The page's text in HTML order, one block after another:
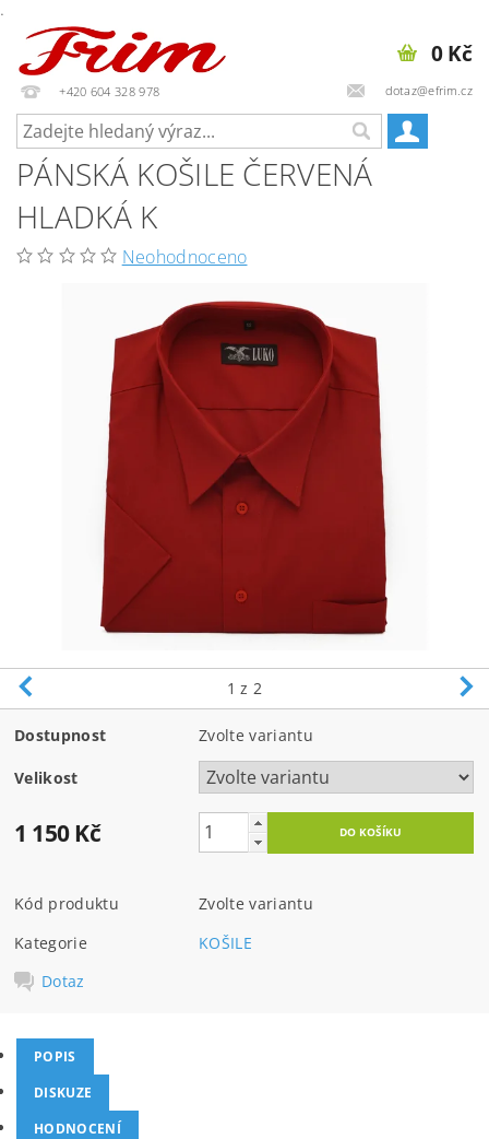
.
+420 604 328 978 dotaz@efrim.cz
0 Kč
PÁNSKÁ KOŠILE ČERVENÁ
HLADKÁ K
Neohodnoceno
1 z 2
Dostupnost Zvolte variantu
Velikost
1 150 Kč
Kód produktu
Zvolte variantu
Kategorie
KOŠILE
Dotaz
POPIS
DISKUZE
HODNOCENÍ